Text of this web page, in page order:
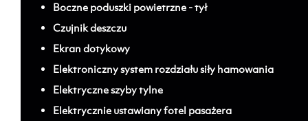
Boczne poduszki powietrzne - tył
Czujnik deszczu
Ekran dotykowy
Elektroniczny system rozdziału siły hamowania
Elektryczne szyby tylne
Elektrycznie ustawiany fotel pasażera